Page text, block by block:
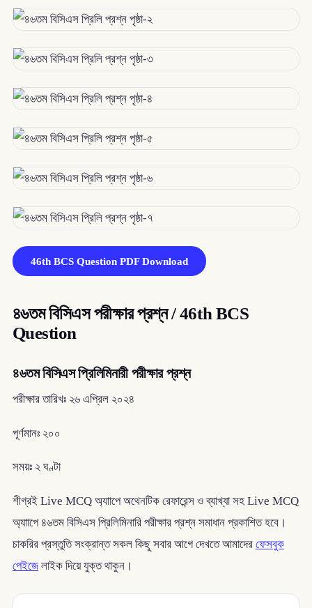
46th BCS Question PDF Download
৪৬তম বিসিএস পরীক্ষার প্রশ্ন / 46th BCS
Question
৪৬তম বিসিএস প্রিলিমিনারী পরীক্ষার প্রশ্ন
পরীক্ষার তারিখঃ ২৬ এপ্রিল ২০২৪
পূর্ণমানঃ ২০০
সময়ঃ ২ ঘণ্টা
শীগ্রই Live MCQ অ্যাাপে অথেনটিক রেফারেন্স ও ব্যাখ্যা সহ Live MCQ
অ্যাাপে ৪৬তম বিসিএস প্রিলিমিনারি পরীক্ষার প্রশ্ন সমাধান প্রকাশিত হবে।
চাকরির প্রস্তুতি সংক্রান্ত সকল কিছু সবার আগে দেখতে আমাদের ফেসবুক
পেইজেলাইক দিয়ে যুক্ত থাকুন।